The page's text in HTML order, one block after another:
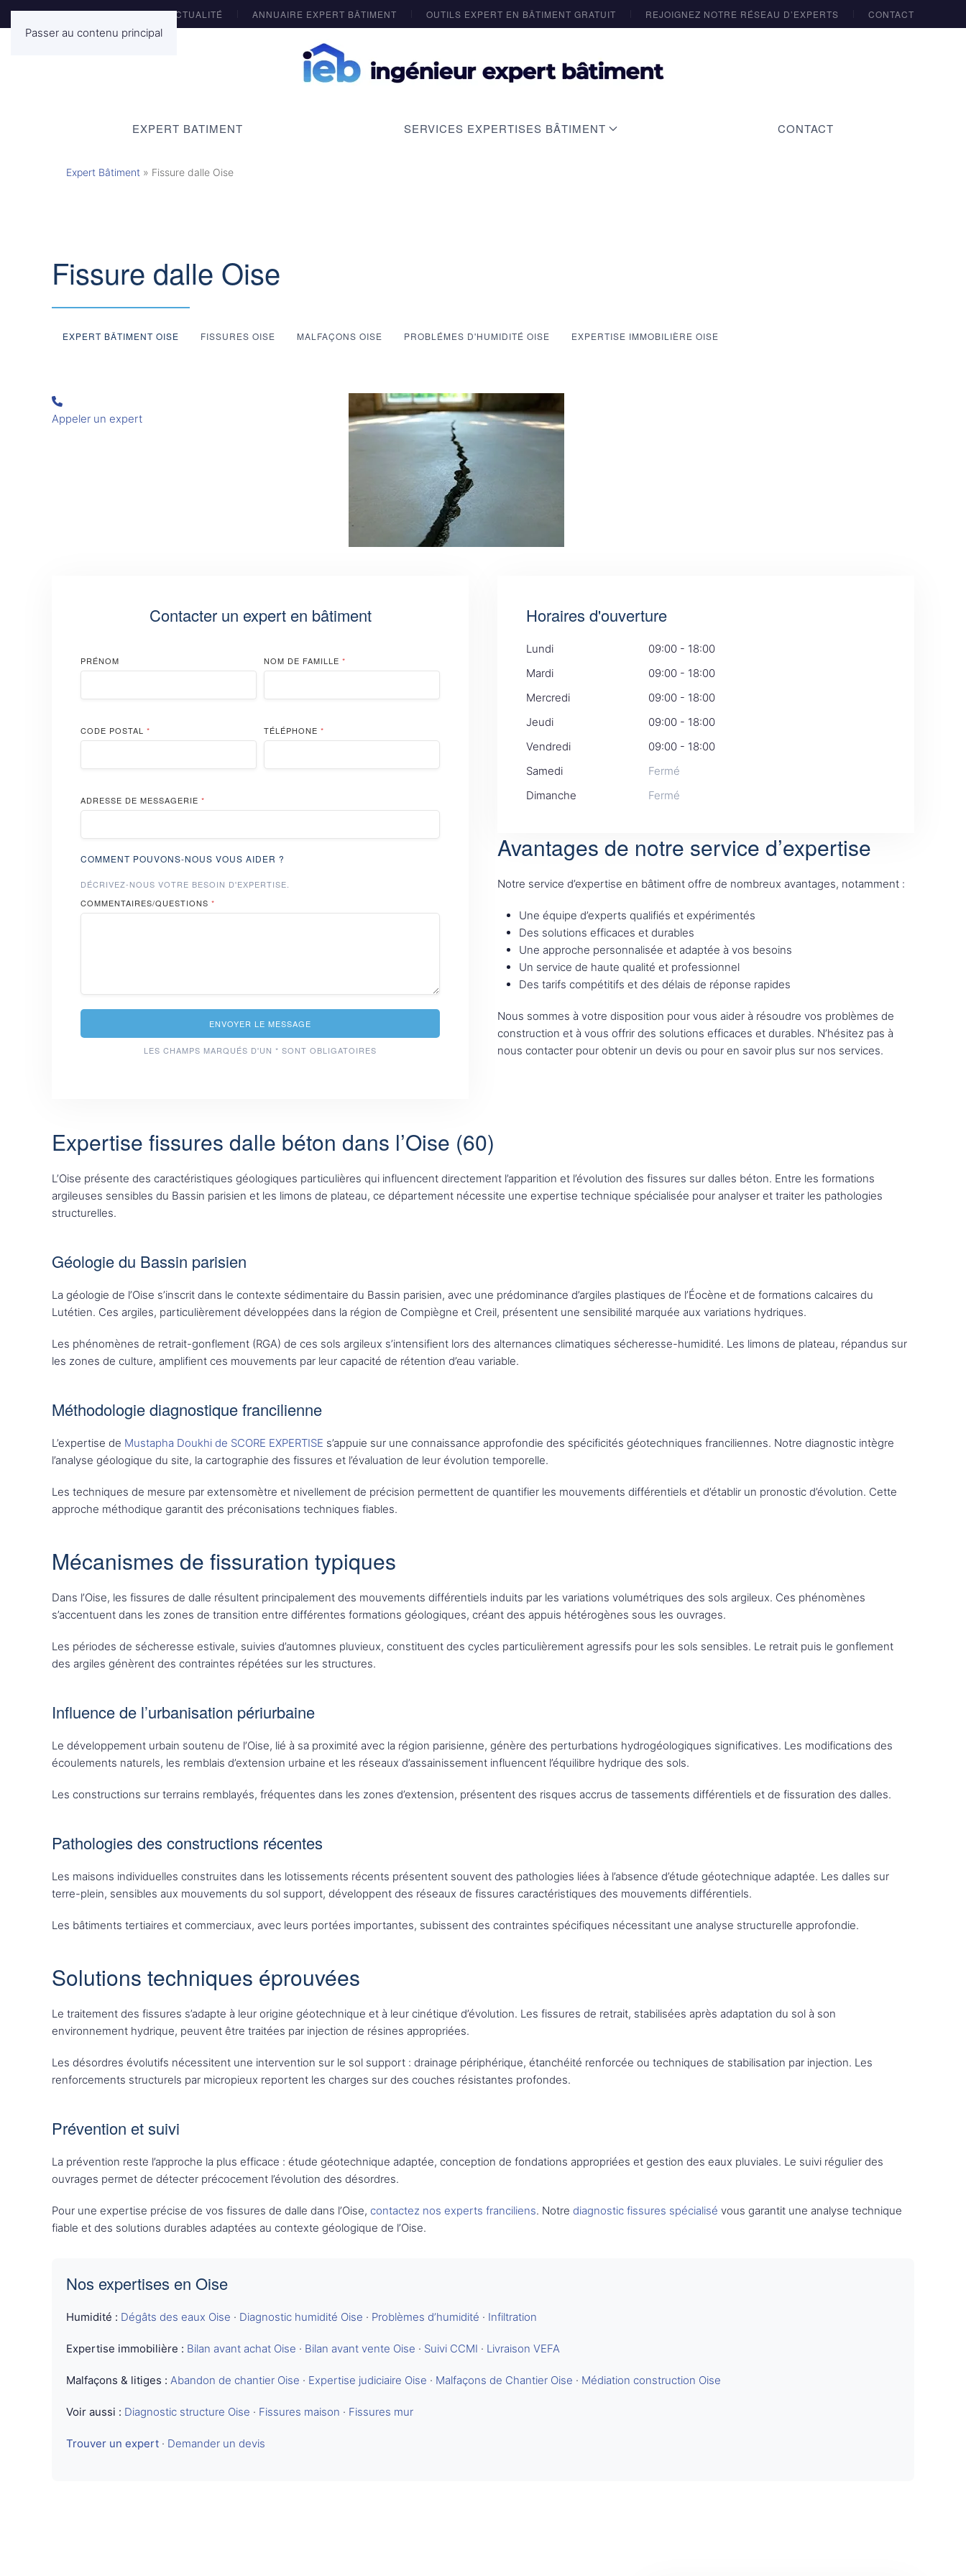
Passer au contenu principal
ACTUALITÉ ANNUAIRE EXPERT BÂTIMENT OUTILS EXPERT EN BÂTIMENT GRATUIT REJOIGNEZ NOTRE RÉSEAU D’EXPERTS CONTACT
EXPERT BATIMENT SERVICES EXPERTISES BÂTIMENT CONTACT
Expert Bâtiment » Fissure dalle Oise
Fissure dalle Oise
EXPERT BÂTIMENT OISE FISSURES OISE MALFAÇONS OISE PROBLÉMES D'HUMIDITÉ OISE EXPERTISE IMMOBILIÈRE OISE
Appeler un expert
Contacter un expert en bâtiment
PRÉNOM NOM DE FAMILLE *
CODE POSTAL * TÉLÉPHONE *
ADRESSE DE MESSAGERIE *
COMMENT POUVONS-NOUS VOUS AIDER ?
DÉCRIVEZ-NOUS VOTRE BESOIN D'EXPERTISE.
COMMENTAIRES/QUESTIONS *
ENVOYER LE MESSAGE
LES CHAMPS MARQUÉS D'UN * SONT OBLIGATOIRES
Horaires d'ouverture
Lundi
09:00 - 18:00
Mardi
09:00 - 18:00
Mercredi
09:00 - 18:00
Jeudi
09:00 - 18:00
Vendredi
09:00 - 18:00
Samedi
Fermé
Dimanche
Fermé
Avantages de notre service d’expertise
Notre service d’expertise en bâtiment offre de nombreux avantages, notamment :
Une équipe d’experts qualifiés et expérimentés
Des solutions efficaces et durables
Une approche personnalisée et adaptée à vos besoins
Un service de haute qualité et professionnel
Des tarifs compétitifs et des délais de réponse rapides
Nous sommes à votre disposition pour vous aider à résoudre vos problèmes de
construction et à vous offrir des solutions efficaces et durables. N’hésitez pas à
nous contacter pour obtenir un devis ou pour en savoir plus sur nos services.
Expertise fissures dalle béton dans l’Oise (60)
L’Oise présente des caractéristiques géologiques particulières qui influencent directement l’apparition et l’évolution des fissures sur dalles béton. Entre les formations
argileuses sensibles du Bassin parisien et les limons de plateau, ce département nécessite une expertise technique spécialisée pour analyser et traiter les pathologies
structurelles.
Géologie du Bassin parisien
La géologie de l’Oise s’inscrit dans le contexte sédimentaire du Bassin parisien, avec une prédominance d’argiles plastiques de l’Éocène et de formations calcaires du
Lutétien. Ces argiles, particulièrement développées dans la région de Compiègne et Creil, présentent une sensibilité marquée aux variations hydriques.
Les phénomènes de retrait-gonflement (RGA) de ces sols argileux s’intensifient lors des alternances climatiques sécheresse-humidité. Les limons de plateau, répandus sur
les zones de culture, amplifient ces mouvements par leur capacité de rétention d’eau variable.
Méthodologie diagnostique francilienne
L’expertise de Mustapha Doukhi de SCORE EXPERTISE s’appuie sur une connaissance approfondie des spécificités géotechniques franciliennes. Notre diagnostic intègre
l’analyse géologique du site, la cartographie des fissures et l’évaluation de leur évolution temporelle.
Les techniques de mesure par extensomètre et nivellement de précision permettent de quantifier les mouvements différentiels et d’établir un pronostic d’évolution. Cette
approche méthodique garantit des préconisations techniques fiables.
Mécanismes de fissuration typiques
Dans l’Oise, les fissures de dalle résultent principalement des mouvements différentiels induits par les variations volumétriques des sols argileux. Ces phénomènes
s’accentuent dans les zones de transition entre différentes formations géologiques, créant des appuis hétérogènes sous les ouvrages.
Les périodes de sécheresse estivale, suivies d’automnes pluvieux, constituent des cycles particulièrement agressifs pour les sols sensibles. Le retrait puis le gonflement
des argiles génèrent des contraintes répétées sur les structures.
Influence de l’urbanisation périurbaine
Le développement urbain soutenu de l’Oise, lié à sa proximité avec la région parisienne, génère des perturbations hydrogéologiques significatives. Les modifications des
écoulements naturels, les remblais d’extension urbaine et les réseaux d’assainissement influencent l’équilibre hydrique des sols.
Les constructions sur terrains remblayés, fréquentes dans les zones d’extension, présentent des risques accrus de tassements différentiels et de fissuration des dalles.
Pathologies des constructions récentes
Les maisons individuelles construites dans les lotissements récents présentent souvent des pathologies liées à l’absence d’étude géotechnique adaptée. Les dalles sur
terre-plein, sensibles aux mouvements du sol support, développent des réseaux de fissures caractéristiques des mouvements différentiels.
Les bâtiments tertiaires et commerciaux, avec leurs portées importantes, subissent des contraintes spécifiques nécessitant une analyse structurelle approfondie.
Solutions techniques éprouvées
Le traitement des fissures s’adapte à leur origine géotechnique et à leur cinétique d’évolution. Les fissures de retrait, stabilisées après adaptation du sol à son
environnement hydrique, peuvent être traitées par injection de résines appropriées.
Les désordres évolutifs nécessitent une intervention sur le sol support : drainage périphérique, étanchéité renforcée ou techniques de stabilisation par injection. Les
renforcements structurels par micropieux reportent les charges sur des couches résistantes profondes.
Prévention et suivi
La prévention reste l’approche la plus efficace : étude géotechnique adaptée, conception de fondations appropriées et gestion des eaux pluviales. Le suivi régulier des
ouvrages permet de détecter précocement l’évolution des désordres.
Pour une expertise précise de vos fissures de dalle dans l’Oise, contactez nos experts franciliens. Notre diagnostic fissures spécialisé vous garantit une analyse technique
fiable et des solutions durables adaptées au contexte géologique de l’Oise.
Nos expertises en Oise
Humidité : Dégâts des eaux Oise · Diagnostic humidité Oise · Problèmes d’humidité · Infiltration
Expertise immobilière : Bilan avant achat Oise · Bilan avant vente Oise · Suivi CCMI · Livraison VEFA
Malfaçons & litiges : Abandon de chantier Oise · Expertise judiciaire Oise · Malfaçons de Chantier Oise · Médiation construction Oise
Voir aussi : Diagnostic structure Oise · Fissures maison · Fissures mur
Trouver un expert · Demander un devis